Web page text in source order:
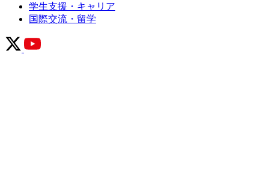
学生支援・キャリア
国際交流・留学